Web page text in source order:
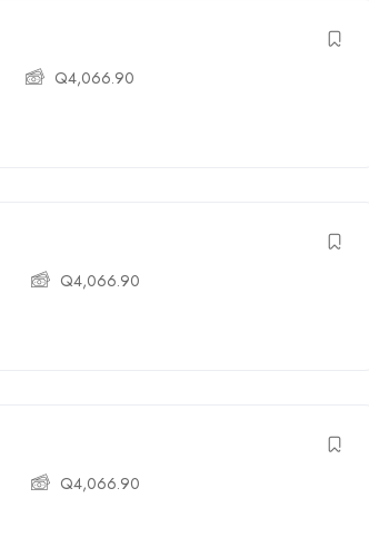
Q4,066.90
Q4,066.90
Q4,066.90